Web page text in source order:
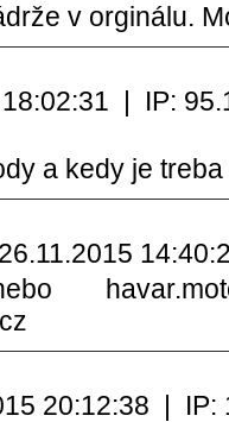
v orginálu.
| IP:
a kedy je
20:12:38 | IP: